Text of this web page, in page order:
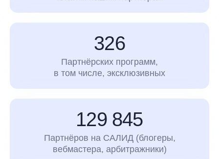
326
Партнёрских программ,
в том числе, эксклюзивных
129 845
Партнёров на САЛИД (блогеры,
вебмастера, арбитражники)